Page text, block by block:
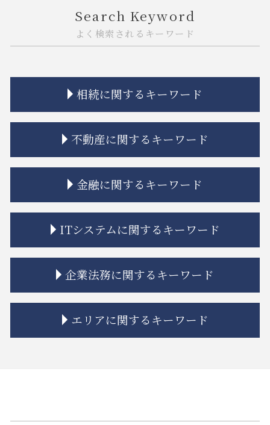
Search Keyword
よく検索されるキーワード
相続に関するキーワード
相続 空き家
相続 弁護士
相続人 連絡 取れない
公正証書遺言 もめる
相続 再婚
相続 期限
相続放棄 期間
相続 調停 流れ
相続 離婚 子供
相続 特別受益
不動産に関するキーワード
契約不適合責任 免責 とは
市街地再開発 流れ
隣接地 トラブル
相隣関係 トラブル
境界線 相隣関係
立ち退き 拒否
相隣関係 目隠し
市街地再開発 補助金
金融に関するキーワード
金融商品 解決
金融商品 安全性
金貨金融 違法
金融商品 勧誘 違法
金融 不祥事
トラブル 金貨金融
ITシステムに関するキーワード
契約書 システム開発
システム開発 納期遅れ
リーガルチェック 目的
リーガルチェック 顧問弁護士
企業法務に関するキーワード
企業法務 債権回収
m&a 相談
エリアに関するキーワード